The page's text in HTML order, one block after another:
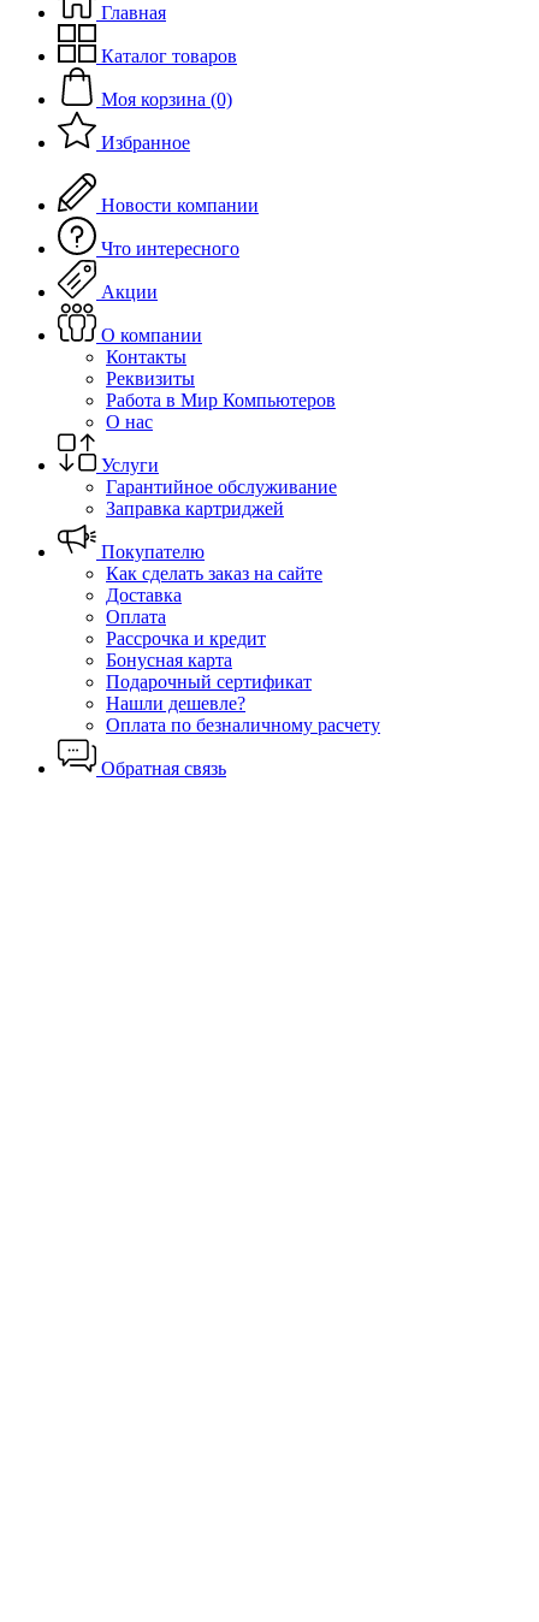
Главная
Каталог товаров
Моя корзина (0)
Избранное
Новости компании
Что интересного
Акции
О компании
Контакты
Реквизиты
Работа в Мир Компьютеров
О нас
Услуги
Гарантийное обслуживание
Заправка картриджей
Покупателю
Как сделать заказ на сайте
Доставка
Оплата
Рассрочка и кредит
Бонусная карта
Подарочный сертификат
Нашли дешевле?
Оплата по безналичному расчету
Обратная связь